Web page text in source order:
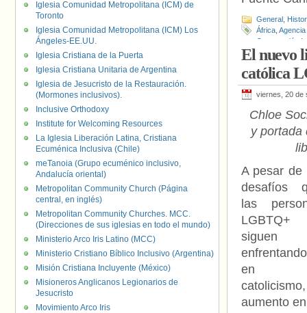
General
África
Cooperación
Lesbianas
Europa,
El nuevo
católica
viernes, 20 de
Chloe
y portada
A pesar de
desafíos
las
LGBTQ+
siguen
enfrentando
en
aumento
Iglesia Comunidad Metropolitana (ICM) de
Toronto
Iglesia Comunidad Metropolitana (ICM) Los
Ángeles-EE.UU.
Iglesia Cristiana de la Puerta
Iglesia Cristiana Unitaria de Argentina
Iglesia de Jesucristo de la Restauración.
(Mormones inclusivos).
Inclusive Orthodoxy
Institute for Welcoming Resources
La Iglesia Liberación Latina, Cristiana
Ecuménica Inclusiva (Chile)
meTanoia (Grupo ecuménico inclusivo,
Andalucía oriental)
Metropolitan Community Church (Página
central, en inglés)
Metropolitan Community Churches. MCC.
(Direcciones de sus iglesias en todo el mundo)
Ministerio Arco Iris Latino (MCC)
Ministerio Cristiano Bíblico Inclusivo (Argentina)
Misión Cristiana Incluyente (México)
Misioneros Anglicanos Legionarios de
Jesucristo
Movimiento Arco Iris